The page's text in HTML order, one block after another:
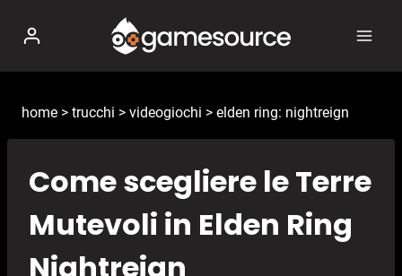
contenuto
home > trucchi > videogiochi > elden ring: nightreign
Come scegliere le Terre
Mutevoli in Elden Ring
Nightreign